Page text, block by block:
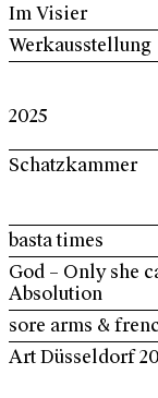
Im Visier
Werkausstellung
2025
Schatzkammer
basta times
God – Only she
Absolution
sore arms &
Art Düsseldorf